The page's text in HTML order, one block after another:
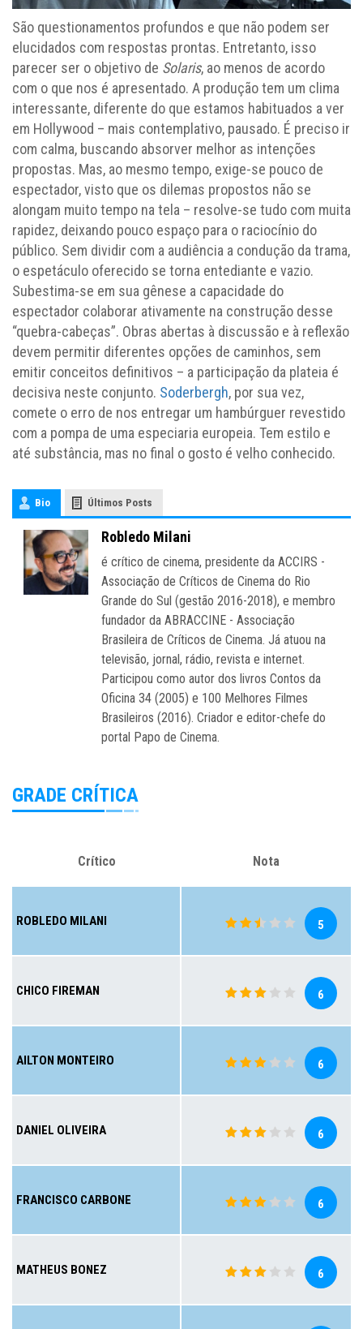
São questionamentos profundos e que não podem ser
elucidados com respostas prontas. Entretanto, isso
parecer ser o objetivo de Solaris, ao menos de acordo
com o que nos é apresentado. A produção tem um clima
interessante, diferente do que estamos habituados a ver
em Hollywood – mais contemplativo, pausado. É preciso ir
com calma, buscando absorver melhor as intenções
propostas. Mas, ao mesmo tempo, exige-se pouco de
espectador, visto que os dilemas propostos não se
alongam muito tempo na tela – resolve-se tudo com muita
rapidez, deixando pouco espaço para o raciocínio do
público. Sem dividir com a audiência a condução da trama,
o espetáculo oferecido se torna entediante e vazio.
Subestima-se em sua gênese a capacidade do
espectador colaborar ativamente na construção desse
“quebra-cabeças”. Obras abertas à discussão e à reflexão
devem permitir diferentes opções de caminhos, sem
emitir conceitos definitivos – a participação da plateia é
decisiva neste conjunto. Soderbergh, por sua vez,
comete o erro de nos entregar um hambúrguer revestido
com a pompa de uma especiaria europeia. Tem estilo e
até substância, mas no final o gosto é velho conhecido.
Bio Últimos Posts
Robledo Milani
é crítico de cinema, presidente da ACCIRS -
Associação de Críticos de Cinema do Rio
Grande do Sul (gestão 2016-2018), e membro
fundador da ABRACCINE - Associação
Brasileira de Críticos de Cinema. Já atuou na
televisão, jornal, rádio, revista e internet.
Participou como autor dos livros Contos da
Oficina 34 (2005) e 100 Melhores Filmes
Brasileiros (2016). Criador e editor-chefe do
portal Papo de Cinema.
GRADE CRÍTICA
Crítico Nota
ROBLEDO MILANI 5
CHICO FIREMAN 6
AILTON MONTEIRO 6
DANIEL OLIVEIRA 6
FRANCISCO CARBONE 6
MATHEUS BONEZ 6